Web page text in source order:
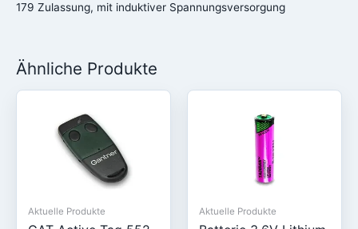
179 Zulassung, mit induktiver Spannungsversorgung
Ähnliche Produkte
Aktuelle Produkte Aktuelle Produkte